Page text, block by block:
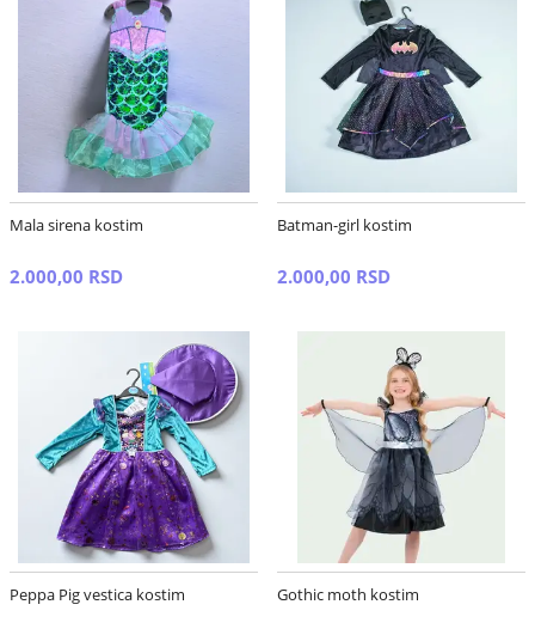
Mala sirena kostim
2.000,00 RSD
Batman-girl kostim
2.000,00 RSD
Peppa Pig vestica kostim Gothic moth kostim